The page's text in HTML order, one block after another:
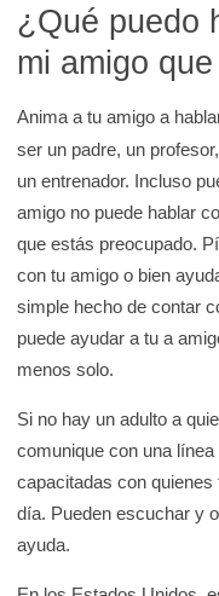
¿Qué puedo
mi amigo
Anima a tu amigo a
ser un padre, un
un entrenador. Incluso
amigo no puede hablar
que estás preocupado.
con tu amigo o bien
simple hecho de contar
puede ayudar a tu a
menos solo.
Si no hay un adulto a
comunique con una
capacitadas con
día. Pueden escuchar y
ayuda.